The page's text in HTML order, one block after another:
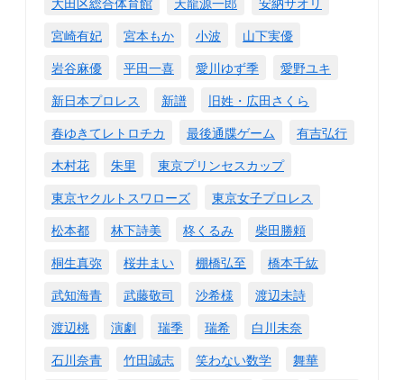
宮崎有妃
宮本もか 小波
山下実優
岩谷麻優
平田一喜 愛川ゆず季
愛野ユキ
新日本プロレス
新譜
旧姓・広田さくら
春ゆきてレトロチカ
最後通牒ゲーム
有吉弘行
木村花
朱里
東京プリンセスカップ
東京ヤクルトスワローズ
東京女子プロレス
松本都
林下詩美 柊くるみ
柴田勝頼
桐生真弥
桜井まい 棚橋弘至
橋本千紘
武知海青
武藤敬司 沙希様
渡辺未詩
渡辺桃
演劇 瑞季 瑞希
白川未奈
石川奈青
竹田誠志 笑わない数学 舞華